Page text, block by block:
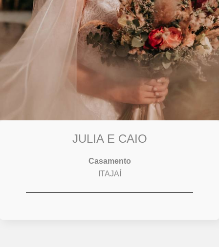
JULIA E CAIO
Casamento
ITAJAÍ